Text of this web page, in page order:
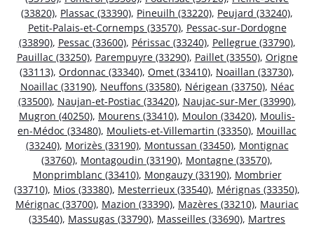
(33820), Plassac (33390), Pineuilh (33220), Peujard (33240),
Petit-Palais-et-Cornemps (33570), Pessac-sur-Dordogne
(33890), Pessac (33600), Périssac (33240), Pellegrue (33790),
Pauillac (33250), Parempuyre (33290), Paillet (33550), Origne
(33113), Ordonnac (33340), Omet (33410), Noaillan (33730),
Noaillac (33190), Neuffons (33580), Nérigean (33750), Néac
(33500), Naujan-et-Postiac (33420), Naujac-sur-Mer (33990),
Mugron (40250), Mourens (33410), Moulon (33420), Moulis-
en-Médoc (33480), Mouliets-et-Villemartin (33350), Mouillac
(33240), Morizès (33190), Montussan (33450), Montignac
(33760), Montagoudin (33190), Montagne (33570),
Monprimblanc (33410), Mongauzy (33190), Mombrier
(33710), Mios (33380), Mesterrieux (33540), Mérignas (33350),
Mérignac (33700), Mazion (33390), Mazères (33210), Mauriac
(33540), Massugas (33790), Masseilles (33690), Martres